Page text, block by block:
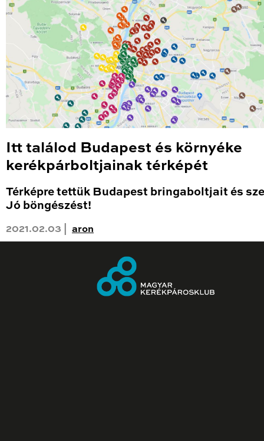
Itt találod Budapest és környéke
kerékpárboltjainak térképét
Térképre tettük Budapest bringaboltjait és
Jó böngészést!
2021.02.03 | aron